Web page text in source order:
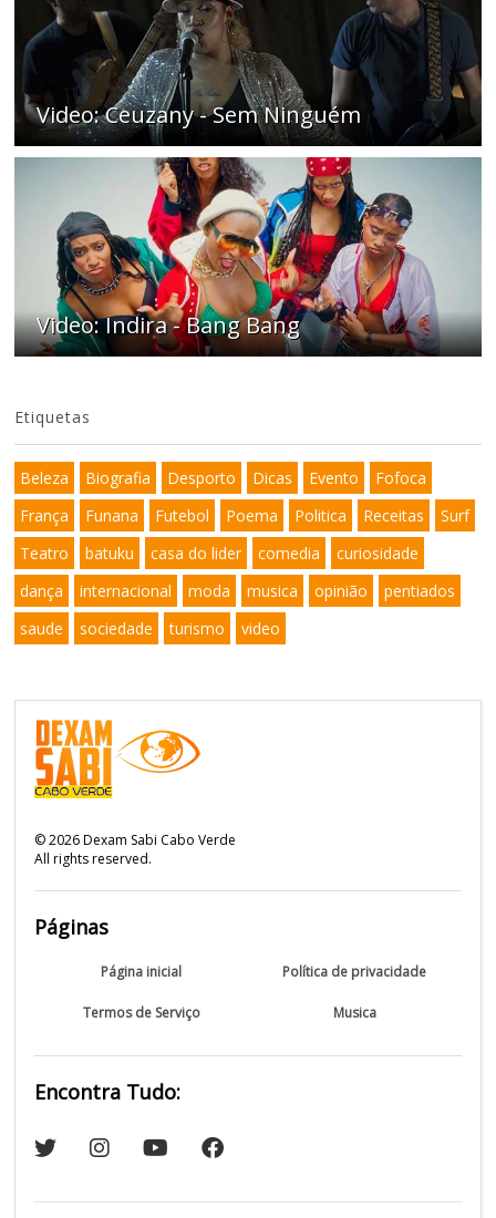
Video: Ceuzany - Sem Ninguém
Video: Indira - Bang Bang
Etiquetas
Beleza Biografia Desporto Dicas Evento
Fofoca
França
Funana Futebol Poema Politica Receitas
Surf
Teatro
batuku casa do lider comedia
curiosidade
dança
internacional moda musica opinião
pentiados
saude
sociedade turismo video
©2026Dexam Sabi Cabo Verde
All rights reserved.
Páginas
Página inicial Política de privacidade
Termos de Serviço Musica
Encontra Tudo: